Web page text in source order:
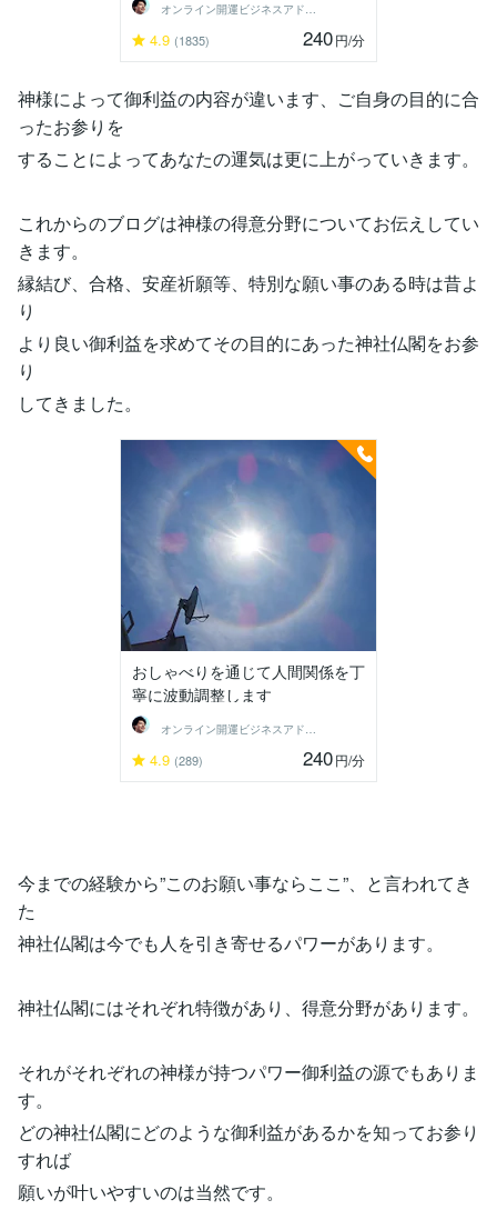
オンライン開運ビジネスアドバイザー＠志念
4.9 (1835) 240円/分
神様によって御利益の内容が違います、ご自身の目的に合
ったお参りを
することによってあなたの運気は更に上がっていきます。
これからのブログは神様の得意分野についてお伝えしてい
きます。
縁結び、合格、安産祈願等、特別な願い事のある時は昔よ
り
より良い御利益を求めてその目的にあった神社仏閣をお参
り
してきました。
おしゃべりを通じて人間関係を丁
寧に波動調整します
4.9 (289) 240円/分
今までの経験から”このお願い事ならここ”、と言われてき
た
神社仏閣は今でも人を引き寄せるパワーがあります。
神社仏閣にはそれぞれ特徴があり、得意分野があります。
それがそれぞれの神様が持つパワー御利益の源でもありま
す。
どの神社仏閣にどのような御利益があるかを知ってお参り
すれば
願いが叶いやすいのは当然です。